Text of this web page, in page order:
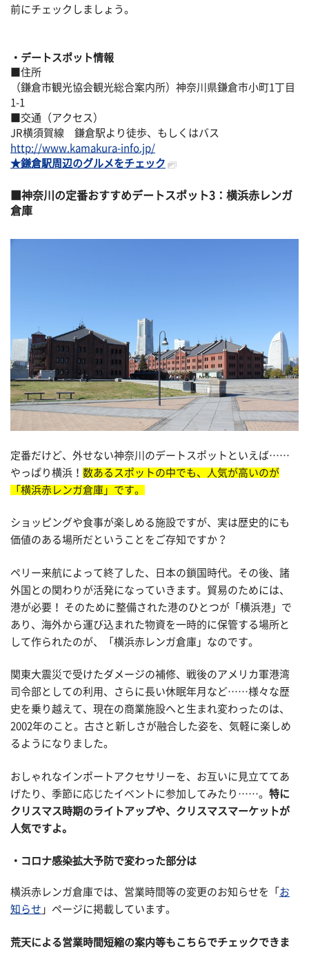
前にチェックしましょう。
デートスポット情報
■住所
（鎌倉市観光協会観光総合案内所）神奈川県鎌倉市小町1丁目
1-1
■交通（アクセス）
JR横須賀線 鎌倉駅より徒歩、もしくはバス
http://www.kamakura-info.jp/
★鎌倉駅周辺のグルメをチェック
神奈川の定番おすすめデートスポット3：横浜赤レンガ
倉庫
定番だけど、外せない神奈川のデートスポットといえば……
やっぱり横浜！ 数あるスポットの中でも、人気が高いのが
「横浜赤レンガ倉庫」です。
ショッピングや食事が楽しめる施設ですが、実は歴史的にも
価値のある場所だということをご存知ですか？
ペリー来航によって終了した、日本の鎖国時代。その後、諸
外国との関わりが活発になっていきます。貿易のためには、
港が必要！ そのために整備された港のひとつが「横浜港」で
あり、海外から運び込まれた物資を一時的に保管する場所と
して作られたのが、「横浜赤レンガ倉庫」なのです。
関東大震災で受けたダメージの補修、戦後のアメリカ軍港湾
司令部としての利用、さらに長い休眠年月など……様々な歴
史を乗り越えて、現在の商業施設へと生まれ変わったのは、
2002年のこと。古さと新しさが融合した姿を、気軽に楽しめ
るようになりました。
おしゃれなインポートアクセサリーを、お互いに見立ててあ
げたり、季節に応じたイベントに参加してみたり……。 特に
クリスマス時期のライトアップや、クリスマスマーケットが
人気ですよ。
コロナ感染拡大予防で変わった部分は
横浜赤レンガ倉庫では、営業時間等の変更のお知らせを「 お
知らせ 」ページに掲載しています。
荒天による営業時間短縮の案内等もこちらでチェックできま